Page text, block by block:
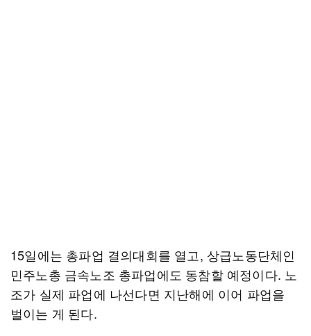
15일에는 총파업 결의대회를 열고, 상급노동단체인
민주노총 금속노조 총파업에도 동참할 예정이다. 노
조가 실제 파업에 나선다면 지난해에 이어 파업을
벌이는 게 된다.